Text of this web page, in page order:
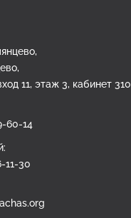
11, этаж 3, кабинет 310
60-14
11-30